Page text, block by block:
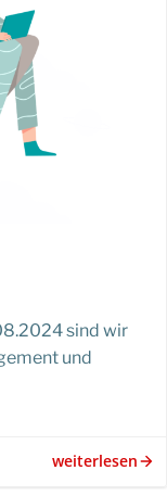
sind wir
und
weiterlesen